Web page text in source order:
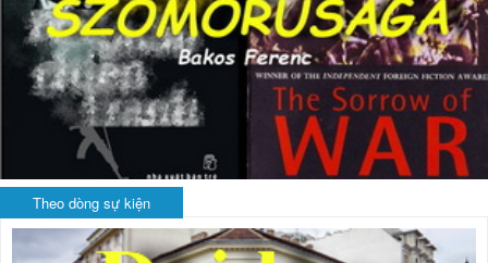
Theo dòng sự kiện